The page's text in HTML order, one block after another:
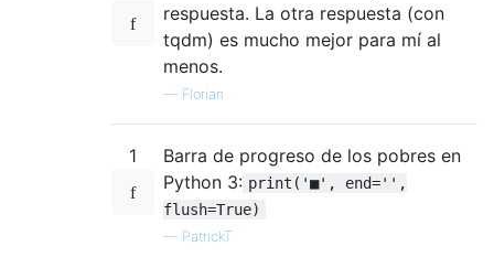
respuesta. La otra respuesta (con
tqdm) es mucho mejor para mí al
menos.
— Florian
1
Barra de progreso de los pobres en
Python 3: print('■', end='',
flush=True)
— PatrickT